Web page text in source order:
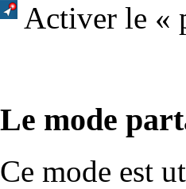
Activer le «
Le mode
Ce mode est